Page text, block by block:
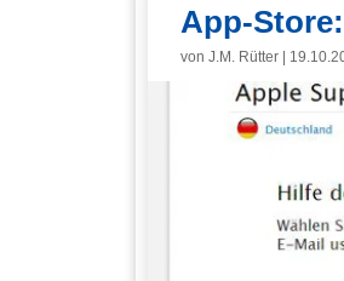
App-
von J.M. Rütter